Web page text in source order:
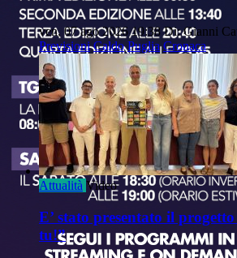
ven, 07 ago 2026 19:38 Di: Gianni
Previsioni Caldo Puglia Cronaca
Attualità Video
E’ stato presentato il
tu!”